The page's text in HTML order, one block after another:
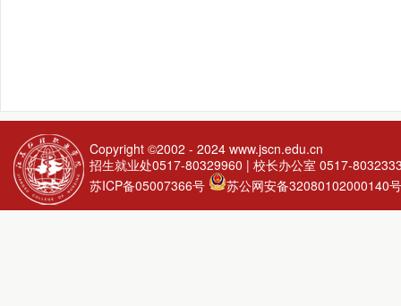
Copyright ©2002 - 2024 www.jscn.edu.cn
招生就业处0517-80329960 | 校长办公室 0517-
苏ICP备05007366号
苏公网安备32080102000140号